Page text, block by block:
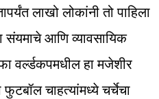
लाखो लोकांनी तो पाहिला
संयमाचे आणि व्यावसायिक
वर्ल्डकपमधील हा मजेशीर
चाहत्यांमध्ये चर्चेचा